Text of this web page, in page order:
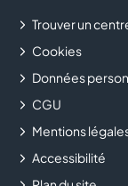
Trouver un
Cookies
Données
CGU
Mentions
Accessibilité